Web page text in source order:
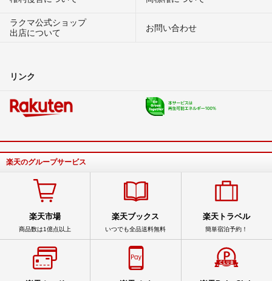
ラクマ公式ショップ
出店について
お問い合わせ
リンク
楽天のグループサービス
楽天市場
商品数は1億点以上
楽天ブックス
いつでも全品送料無料
楽天トラベル
簡単宿泊予約！